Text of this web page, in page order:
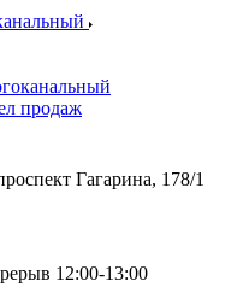
продаж
Гагарина, 178/1
12:00-13:00